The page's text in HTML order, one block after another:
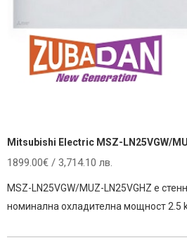
Mitsubishi Electric MSZ-LN25VGW/
1899.00€ / 3,714.10 лв.
MSZ-LN25VGW/MUZ-LN25VGHZ е
номинална охладителна мощност 2.5